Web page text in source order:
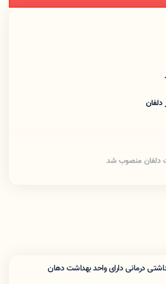
دلفان
دلفان منصوب شد
درمانی دارای واحد بهداشت دهان